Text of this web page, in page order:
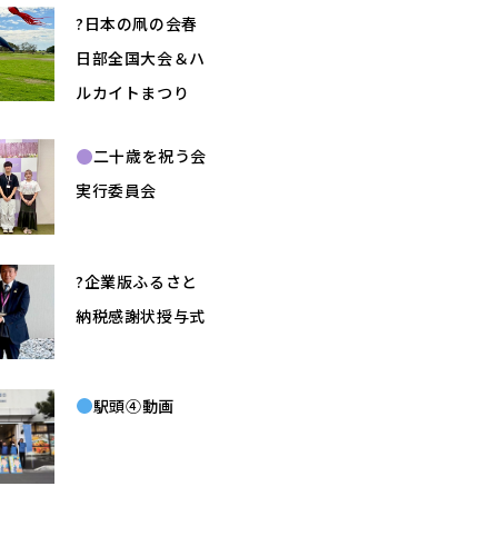
?日本の凧の会春
日部全国大会＆ハ
ルカイトまつり
二十歳を祝う会
実行委員会
?企業版ふるさと
納税感謝状授与式
駅頭④動画